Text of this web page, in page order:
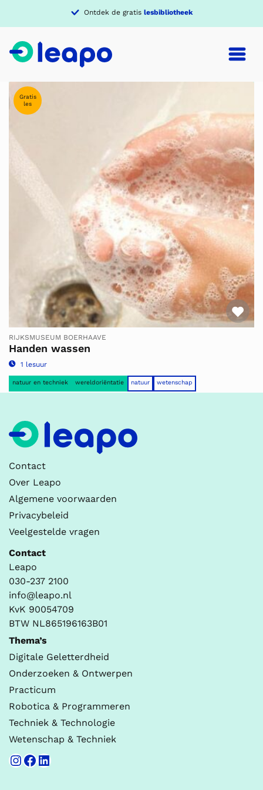
Ontdek de gratis lesbibliotheek
Gratis
les
RIJKSMUSEUM BOERHAAVE
Handen wassen
1 lesuur
natuur en techniek wereldoriëntatie natuur wetenschap
Contact
Over Leapo
Algemene voorwaarden
Privacybeleid
Veelgestelde vragen
Contact
Leapo
030-237 2100
info@leapo.nl
KvK 90054709
BTW NL865196163B01
Thema’s
Digitale Geletterdheid
Onderzoeken & Ontwerpen
Practicum
Robotica & Programmeren
Techniek & Technologie
Wetenschap & Techniek
Instagram
Facebook
LinkedIn